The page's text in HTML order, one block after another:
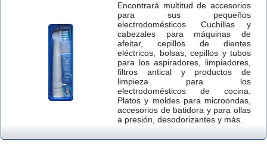
Encontrará multitud de accesorios
para sus pequeños
electrodomésticos. Cuchillas y
cabezales para máquinas de
afeitar, cepillos de dientes
eléctricos, bolsas, cepillos y tubos
para los aspiradores, limpiadores,
filtros antical y productos de
limpieza para los
electrodomésticos de cocina.
Platos y moldes para microondas,
accesorios de batidora y para ollas
a presión, desodorizantes y más.